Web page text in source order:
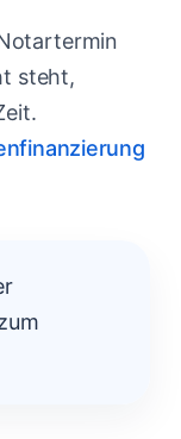
steht,